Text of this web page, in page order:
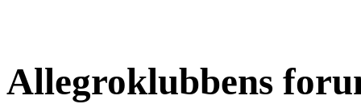
Allegroklubbens